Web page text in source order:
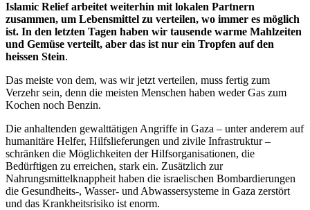
Islamic Relief arbeitet weiterhin mit lokalen Partnern
zusammen, um Lebensmittel zu verteilen, wo immer es möglich
ist. In den letzten Tagen haben wir tausende warme Mahlzeiten
und Gemüse verteilt, aber das ist nur ein Tropfen auf den
heissen Stein.
Das meiste von dem, was wir jetzt verteilen, muss fertig zum
Verzehr sein, denn die meisten Menschen haben weder Gas zum
Kochen noch Benzin.
Die anhaltenden gewalttätigen Angriffe in Gaza – unter anderem auf
humanitäre Helfer, Hilfslieferungen und zivile Infrastruktur –
schränken die Möglichkeiten der Hilfsorganisationen, die
Bedürftigen zu erreichen, stark ein. Zusätzlich zur
Nahrungsmittelknappheit haben die israelischen Bombardierungen
die Gesundheits-, Wasser- und Abwassersysteme in Gaza zerstört
und das Krankheitsrisiko ist enorm.